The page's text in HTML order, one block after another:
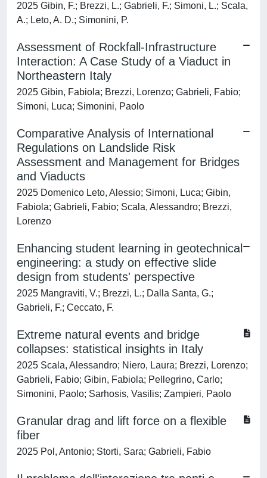
2025 Gibin, F.; Brezzi, L.; Gabrieli, F.; Simoni, L.; Scala,
A.; Leto, A. D.; Simonini, P.
Assessment of Rockfall-Infrastructure
Interaction: A Case Study of a Viaduct in
Northeastern Italy
2025 Gibin, Fabiola; Brezzi, Lorenzo; Gabrieli, Fabio;
Simoni, Luca; Simonini, Paolo
Comparative Analysis of International
Regulations on Landslide Risk
Assessment and Management for Bridges
and Viaducts
2025 Domenico Leto, Alessio; Simoni, Luca; Gibin,
Fabiola; Gabrieli, Fabio; Scala, Alessandro; Brezzi,
Lorenzo
Enhancing student learning in geotechnical
engineering: a study on effective slide
design from students' perspective
2025 Mangraviti, V.; Brezzi, L.; Dalla Santa, G.;
Gabrieli, F.; Ceccato, F.
Extreme natural events and bridge
collapses: statistical insights in Italy
2025 Scala, Alessandro; Niero, Laura; Brezzi, Lorenzo;
Gabrieli, Fabio; Gibin, Fabiola; Pellegrino, Carlo;
Simonini, Paolo; Sarhosis, Vasilis; Zampieri, Paolo
Granular drag and lift force on a flexible
fiber
2025 Pol, Antonio; Storti, Sara; Gabrieli, Fabio